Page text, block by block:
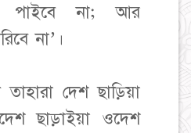
পাইবে না; আর
না’।
দেশ ছাড়িয়া
ছাড়াইয়া ওদেশ